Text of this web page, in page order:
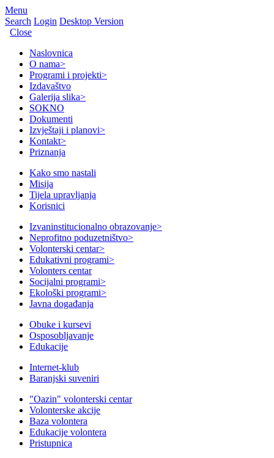
Menu
Search Login Desktop Version
Close
Naslovnica
O nama>
Programi i projekti>
Izdavaštvo
Galerija slika>
SOKNO
Dokumenti
Izvještaji i planovi>
Kontakt>
Priznanja
Kako smo nastali
Misija
Tijela upravljanja
Korisnici
Izvaninstitucionalno obrazovanje>
Neprofitno poduzetništvo>
Volonterski centar>
Edukativni programi>
Volonters centar
Socijalni programi>
Ekološki programi>
Javna događanja
Obuke i kursevi
Osposobljavanje
Edukacije
Internet-klub
Baranjski suveniri
"Oazin" volonterski centar
Volonterske akcije
Baza volontera
Edukacije volontera
Pristupnica